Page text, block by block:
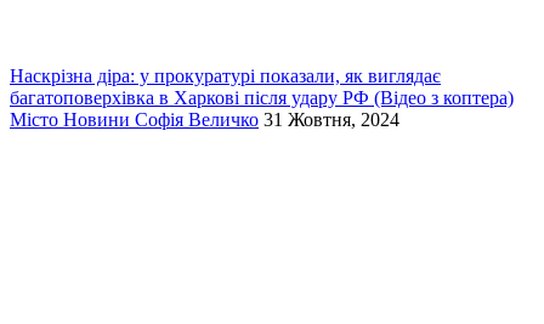
Наскрізна діра: у прокуратурі показали, як виглядає
багатоповерхівка в Харкові після удару РФ (Відео з коптера)
Місто Новини Софія Величко 31 Жовтня, 2024